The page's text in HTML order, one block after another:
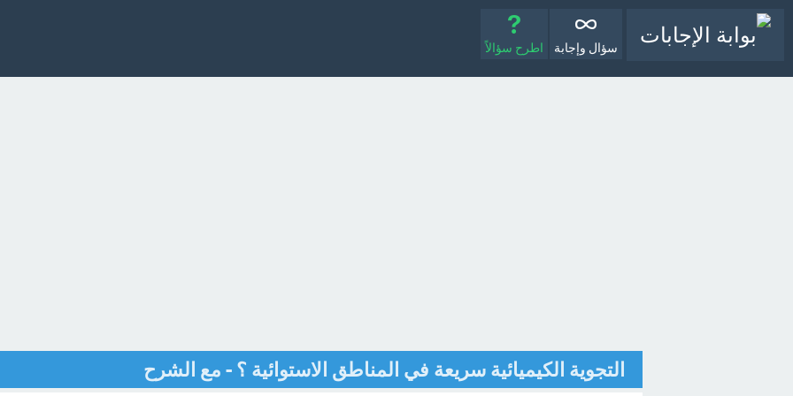
سؤال وإجابة اطرح سؤالاً
التجوية الكيميائية سريعة في المناطق الاستوائية ؟ - مع الشرح